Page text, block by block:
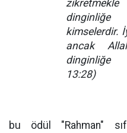
kimselerdir.
ancak
dinginliğe
13:28)
bu ödül "Rahman"